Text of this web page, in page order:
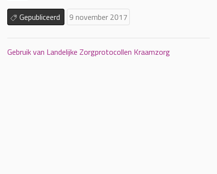
Gepubliceerd 9 november 2017
Gebruik van Landelijke Zorgprotocollen Kraamzorg